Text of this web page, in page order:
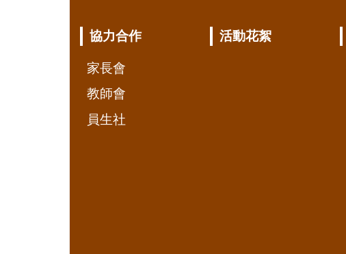
協力合作
家長會
教師會
員生社
活動花絮